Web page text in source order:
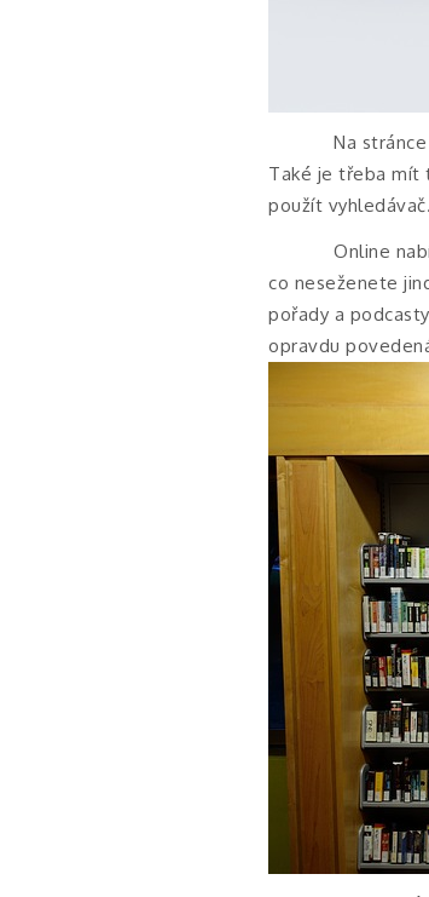
Na
Také je třeba mít
použít
Online
co neseženete
pořady a
opravdu